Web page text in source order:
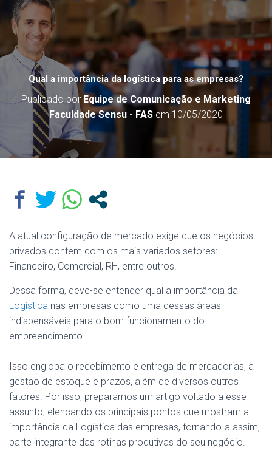
Qual a importância da logística para as empresas?
Publicado por Equipe de Comunicação e Marketing
Faculdade Sensu - FAS em 10/05/2020
A atual configuração de mercado exige que os negócios
privados contem com os mais variados setores:
Financeiro, Comercial, RH, entre outros.
Dessa forma, deve-se entender qual a importância da
Logística nas empresas como uma dessas áreas
indispensáveis para o bom funcionamento do
empreendimento.
Isso engloba o recebimento e entrega de mercadorias, a
gestão de estoque e prazos, além de diversos outros
fatores. Por isso, preparamos um artigo voltado a esse
assunto, elencando os principais pontos que mostram a
importância da Logística das empresas, tornando-a assim,
parte integrante das rotinas produtivas do seu negócio.